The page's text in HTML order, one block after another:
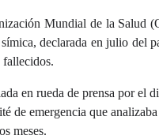
Mundial de la Salud
declarada en julio del
fallecidos.
en rueda de prensa por el
de emergencia que
meses.